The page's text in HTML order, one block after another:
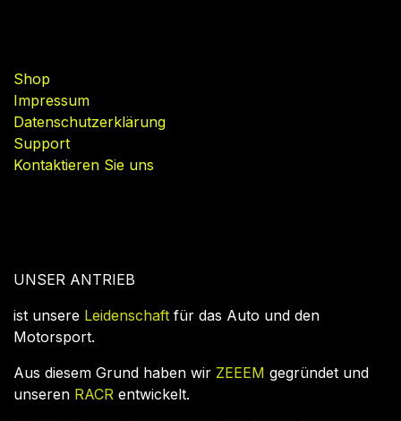
Shop
Impressum
Datenschutzerklärung
Support
Kontaktieren Sie uns
UNSER ANTRIEB
ist unsere Leidenschaft für das Auto und den
Motorsport.
Aus diesem Grund haben wir ZEEEM gegründet und
unseren RACR entwickelt.